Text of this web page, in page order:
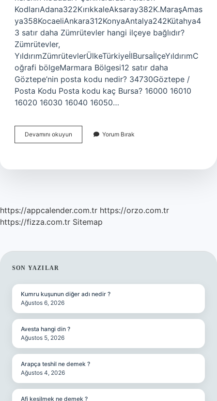
KodlarıAdana322KırıkkaleAksaray382K.MaraşAmas
ya358KocaeliAnkara312KonyaAntalya242Kütahya4
3 satır daha Zümrütevler hangi ilçeye bağlıdır?
Zümrütevler,
YıldırımZümrütevlerÜlkeTürkiyeİlBursaİlçeYıldırımC
oğrafi bölgeMarmara Bölgesi12 satır daha
Göztepe’nin posta kodu nedir? 34730Göztepe /
Posta Kodu Posta kodu kaç Bursa? 16000 16010
16020 16030 16040 16050…
Devamını okuyun
Maltepe
Nedir
Yorum Bırak
https://appcalender.com.tr https://orzo.com.tr
https://fizza.com.tr Sitemap
SIDEBAR
SON YAZILAR
Kumru kuşunun diğer adı nedir ?
Ağustos 6, 2026
Avesta hangi din ?
Ağustos 5, 2026
Arapça teshil ne demek ?
Ağustos 4, 2026
Afi kesilmek ne demek ?